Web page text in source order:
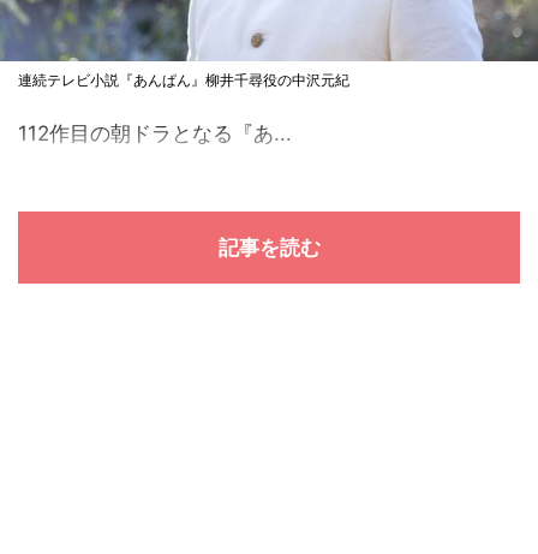
連続テレビ小説『あんぱん』柳井千尋役の中沢元紀
112作目の朝ドラとなる『あ...
記事を読む